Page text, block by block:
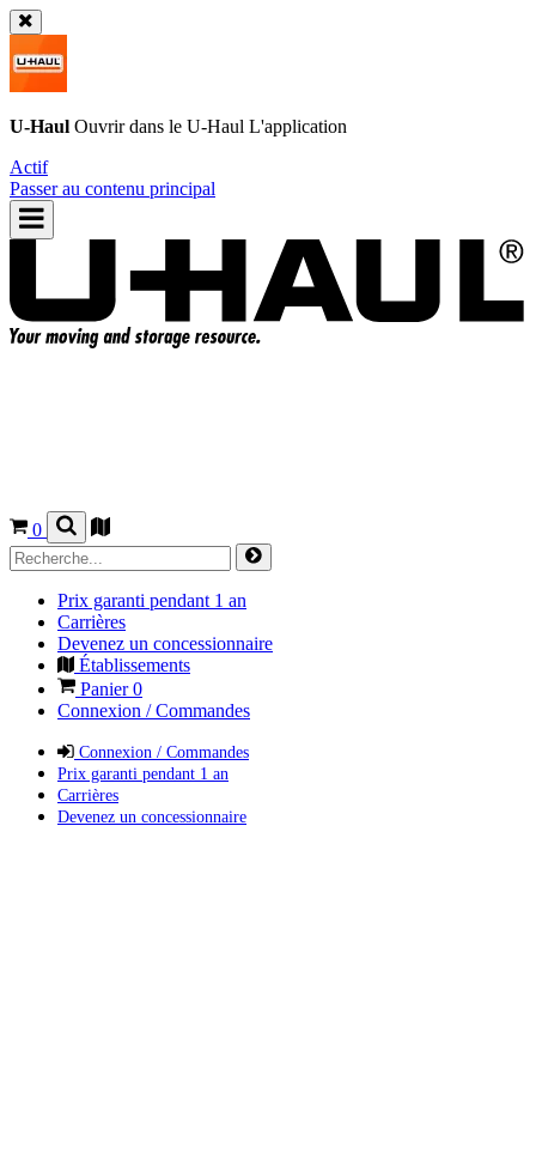
U-Haul Ouvrir dans le U-Haul L'application
Actif
Passer au contenu principal
0
Prix garanti pendant 1 an
Carrières
Devenez un concessionnaire
Établissements
Panier0
Connexion / Commandes
Connexion / Commandes
Prix garanti pendant 1 an
Carrières
Devenez un concessionnaire